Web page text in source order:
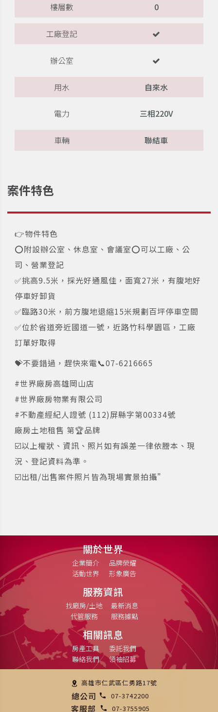
樓層數 0
工廠登記
辦公室
用水 自來水
電力 三相220V
車輛 聯結車
案件特色
👉物件特色​
⭕️附設辦公室、休息室、會議室⭕️可以工廠、公
司、營業登記
✅挑高9.5米，採光好通風佳，面寬27米，有腹地好
停車好卸貨
✅臨路30米，前方腹地退縮15米規劃百坪停車空間
✅位於省道旁近國道一號，近路竹科學園區，工廠
訂單好取得
💝不要錯過，趕快來電📞07-6216665
#世界廠房高雄岡山店
#世界廠房物業有限公司
#不動產經紀人證號 (112)屏縣字第00334號
廠房土地租售 第🏆品牌
☑️以上權狀、資訊、照片如有誤差一律依謄本、現
況、登記資料為準。
☑️出租/出售案件照片皆為現場實景拍攝"
關於世界
企業簡介
品牌榮耀
活動世界
形象廣告
服務資訊
找廠房/土地
最新消息
代管服務
服務據點
相關訊息
房產工具
委託我們
聯絡我們
領袖招募
高雄市仁武區仁勇路17號
總公司 07-3742200
客服部 07-3755905